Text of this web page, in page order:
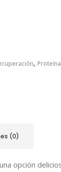
,
(0)
opción